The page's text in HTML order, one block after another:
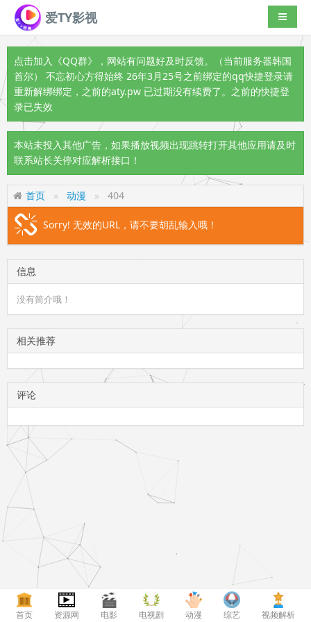
爱TY影视 导航切
点击加入《QQ群》
，网站有问题好及时反馈。（当前服务器韩国
首尔） 不忘初心方得始终 26年3月25号之前绑定的qq快捷登录请
重新解绑绑定，之前的aty.pw 已过期没有续费了。之前的快捷登
录已失效
本站未投入其他广告，如果播放视频出现跳转打开其他应用请及时
联系站长关停对应解析接口！
首页 动漫 404
Sorry! 无效的URL，请不要胡乱输入哦！
信息
没有简介哦！
相关推荐
评论
首页 资源网 电影 电视剧 动漫 综艺 视频解析